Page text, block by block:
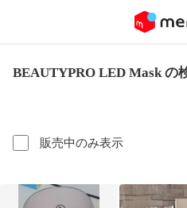
BEAUTYPRO LED Mask の
販売中のみ表示